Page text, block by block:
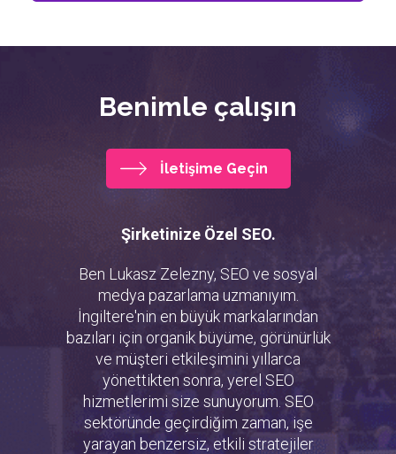
Benimle çalışın
İletişime Geçin
Şirketinize Özel SEO.
Ben Lukasz Zelezny, SEO ve sosyal
medya pazarlama uzmanıyım.
İngiltere'nin en büyük markalarından
bazıları için organik büyüme, görünürlük
ve müşteri etkileşimini yıllarca
yönettikten sonra, yerel SEO
hizmetlerimi size sunuyorum. SEO
sektöründe geçirdiğim zaman, işe
yarayan benzersiz, etkili stratejiler